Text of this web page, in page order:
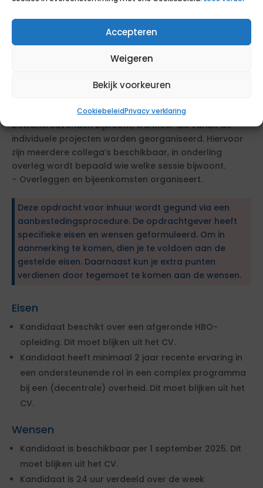
Accepteren
Weigeren
Bekijk voorkeuren
CookiebeleidPrivacy verklaring
– De stevigheid heeft om ons op een prettige manier
een spiegel voor te houden en te interveniëren in
– De projectadministratie van de diverse projecten
beheert, archiveert en ontsluit voor de interne collega’s
– Beknopte en informatieve verslagen, notities,
– Een deel van de projectgroep-bijeenkomsten en
bewonersavonden bijwoont, wanneer die vanuit de
individuele projecten worden georganiseerd. Hiervoor
zijn meerdere collega’s beschikbaar, in onderling
overleg wordt bepaald wie welke sessie bijwoont.
– Overleggen en bijeenkomsten organiseert.
Deze opdracht voor inhuur wordt gegund via een
aanbestedingsprocedure. De opdrachtgever heeft
specifieke eisen en wensen geformuleerd. Om in
aanmerking te komen, dien je te voldoen aan de
gestelde eisen. Daarnaast kun je extra punten
verdienen door tegemoet te komen aan de wensen.
Eisen
Kandidaat beschikt over een afgeronde HBO-
opleiding. Dit moet blijken uit het CV.
Kandidaat heeft minimaal 2 jaar recente ervaring in
een ondersteunende rol in een complex programma
bij een (decentrale) overheid. Dit moet blijken uit het
CV.
Wensen
Kandidaat is beschikbaar per 1 september 2025. Dit
moet blijken uit het CV.
Kandidaat is 24 uur verdeeld over de week